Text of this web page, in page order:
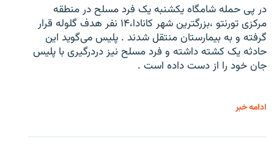
در پی حمله شامگاه یکشنبه یک فرد مسلح در منطقه
مرکزی تورنتو ،‌بزرگترین شهر کانادا،۱۴ نفر هدف گلوله قرار
گرفته و به بیمارستان منتقل شدند . پلیس می‌گوید این
حادثه یک کشته داشته و فرد مسلح نیز دردرگیری با پلیس
جان خود را از دست داده است .
ادامه خبر